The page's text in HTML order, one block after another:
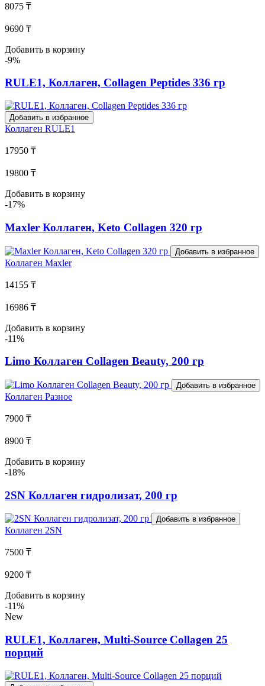
8075 ₸
9690 ₸
Добавить в корзину
-9%
RULE1, Коллаген, Collagen Peptides 336 гр
Добавить в избранное
Коллаген RULE1
17950 ₸
19800 ₸
Добавить в корзину
-17%
Maxler Коллаген, Keto Сollagen 320 гр
Добавить в избранное
Коллаген Maxler
14155 ₸
16986 ₸
Добавить в корзину
-11%
Limo Коллаген Collagen Beauty, 200 гр
Добавить в избранное
Коллаген Разное
7900 ₸
8900 ₸
Добавить в корзину
-18%
2SN Коллаген гидролизат, 200 гр
Добавить в избранное
Коллаген 2SN
7500 ₸
9200 ₸
Добавить в корзину
-11%
New
RULE1, Коллаген, Multi-Source Collagen 25
порций